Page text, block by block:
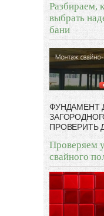
Разбираем,
выбрать
бани
ФУНДАМЕНТ
ПРОВЕРИТЬ
Проверяем
свайного